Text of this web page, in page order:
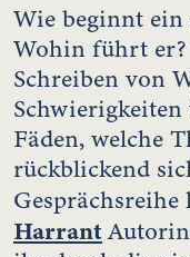
Wie beginnt ein
Wohin führt er?
Schreiben von
Fäden, welche
rückblickend
Gesprächsreihe
Harrant